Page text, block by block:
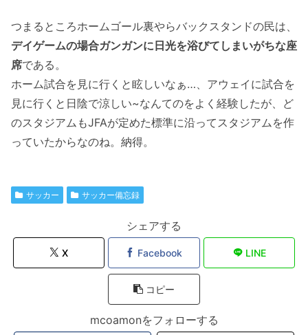
つまるところホームゴール裏やらバックスタンドの民は、
デイゲームの場合ガンガンに日光を浴びてしまいがちな座
席である。
ホーム試合を見に行くと眩しいなぁ…、アウェイに試合を
見に行くと日陰で涼しい~なんてのをよく経験したが、ど
のスタジアムもJFAが定めた標準に沿ってスタジアムを作
っていたからなのね。納得。
サッカー サッカー備忘録
シェアする
X Facebook LINE
コピー
mcoamonをフォローする